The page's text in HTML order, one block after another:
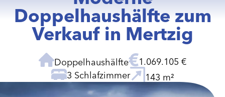
Doppelhaushälfte zum
Verkauf in Mertzig
Doppelhaushälfte
1.069.105 €
3 Schlafzimmer
143 m²